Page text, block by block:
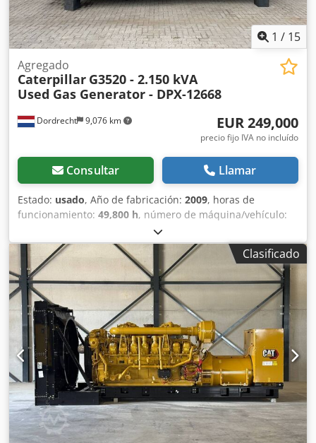
1 / 15
Dordrecht 9,076 km
Agregado
Caterpillar G3520 - 2.150 kVA
Used Gas Generator - DPX-12668
EUR 249,000
precio fijo IVA no incluído
Consultar Llamar
Estado: usado, Año de fabricación: 2009, horas de
funcionamiento: 49,800 h, número de máquina/vehículo:
, tipo de combustible:
de motores:Caterpillar G3520C, Uso previsto: construcción
Peso en vacío: 17 500 kg Potencia del generador: 2150 kVA
Dimensiones de la zona de carga: 7 x 2 x 27 cm Póngase en
contacto con el equipo de DPX para obtener más
información. Dkedpfx Agozpdn Is Rsr = Opciones y
accesorios adicionales = - Panel de control
Clasificado